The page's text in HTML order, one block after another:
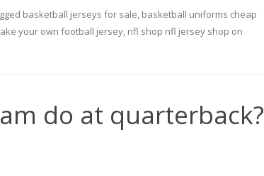
basketball jerseys for sale, basketball uniforms cheap
your own football jersey, nfl shop nfl jersey shop on
do at quarterback?